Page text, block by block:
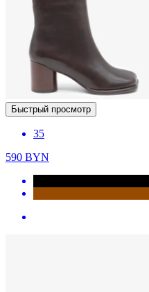
Быстрый просмотр
35
590 BYN